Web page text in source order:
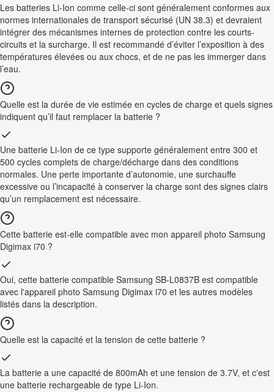
Les batteries Li-Ion comme celle-ci sont généralement conformes aux
normes internationales de transport sécurisé (UN 38.3) et devraient
intégrer des mécanismes internes de protection contre les courts-
circuits et la surcharge. Il est recommandé d’éviter l’exposition à des
températures élevées ou aux chocs, et de ne pas les immerger dans
l’eau.
Quelle est la durée de vie estimée en cycles de charge et quels signes
indiquent qu’il faut remplacer la batterie ?
Une batterie Li-Ion de ce type supporte généralement entre 300 et
500 cycles complets de charge/décharge dans des conditions
normales. Une perte importante d’autonomie, une surchauffe
excessive ou l’incapacité à conserver la charge sont des signes clairs
qu’un remplacement est nécessaire.
Cette batterie est-elle compatible avec mon appareil photo Samsung
Digimax i70 ?
Oui, cette batterie compatible Samsung SB-L0837B est compatible
avec l'appareil photo Samsung Digimax i70 et les autres modèles
listés dans la description.
Quelle est la capacité et la tension de cette batterie ?
La batterie a une capacité de 800mAh et une tension de 3.7V, et c'est
une batterie rechargeable de type Li-Ion.